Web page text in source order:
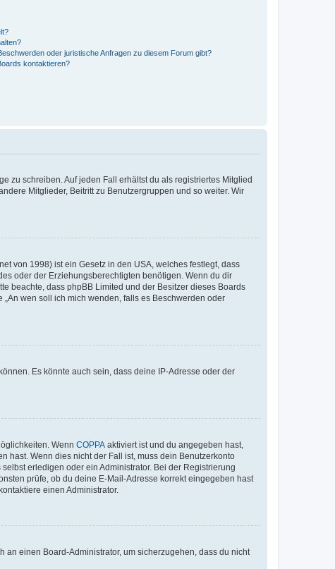
oder juristische Anfragen zu diesem Forum gibt?
kontaktieren?
zu schreiben. Auf jeden Fall erhältst du als registriertes Mitglied
Mitglieder, Beitritt zu Benutzergruppen und so weiter. Wir
von 1998) ist ein Gesetz in den USA, welches festlegt, dass
oder der Erziehungsberechtigten benötigen. Wenn du dir
beachte, dass phpBB Limited und der Besitzer dieses Boards
wen soll ich mich wenden, falls es Beschwerden oder
Es könnte auch sein, dass deine IP-Adresse oder der
Wenn COPPA aktiviert ist und du angegeben hast,
hast. Wenn dies nicht der Fall ist, muss dein Benutzerkonto
erledigen oder ein Administrator. Bei der Registrierung
prüfe, ob du deine E-Mail-Adresse korrekt eingegeben hast
einen Administrator.
an einen Board-Administrator, um sicherzugehen, dass du nicht